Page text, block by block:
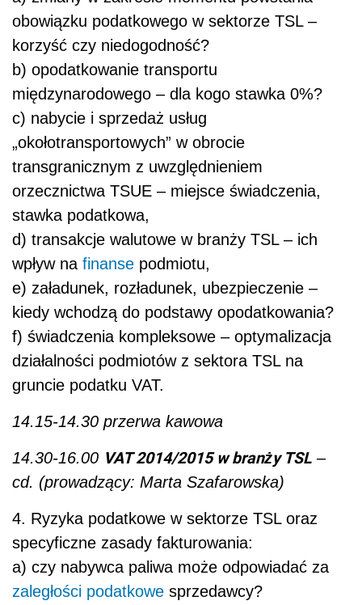
obowiązku podatkowego w sektorze TSL –
korzyść czy niedogodność?
b) opodatkowanie transportu
międzynarodowego – dla kogo stawka 0%?
c) nabycie i sprzedaż usług
„okołotransportowych” w obrocie
transgranicznym z uwzględnieniem
orzecznictwa TSUE – miejsce świadczenia,
stawka podatkowa,
d) transakcje walutowe w branży TSL – ich
wpływ na finanse podmiotu,
e) załadunek, rozładunek, ubezpieczenie –
kiedy wchodzą do podstawy opodatkowania?
f) świadczenia kompleksowe – optymalizacja
działalności podmiotów z sektora TSL na
gruncie podatku VAT.
14.15-14.30 przerwa kawowa
14.30-16.00 VAT 2014/2015 w branży TSL –
cd. (prowadzący: Marta Szafarowska)
4. Ryzyka podatkowe w sektorze TSL oraz
specyficzne zasady fakturowania:
a) czy nabywca paliwa może odpowiadać za
zaległości podatkowe sprzedawcy?